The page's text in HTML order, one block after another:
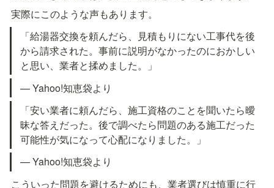
実際にこのような声もあります。
「給湯器交換を頼んだら、見積もりにない工事代を後
から請求された。事前に説明がなかったのにおかしい
と思い、業者と揉めました。」
— Yahoo!知恵袋より
「安い業者に頼んだら、施工資格のことを聞いたら曖
昧な答えだった。後で調べたら問題のある施工だった
可能性が気になって心配になりました。」
— Yahoo!知恵袋より
こういった問題を避けるためにも、業者選びは慎重に行